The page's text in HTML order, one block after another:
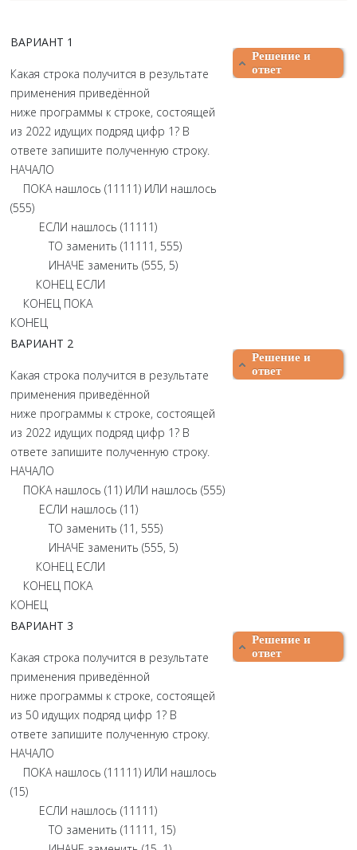
ВАРИАНТ 1
Какая строка получится в результате
применения приведённой
ниже программы к строке, состоящей
из 2022 идущих подряд цифр 1? В
ответе запишите полученную строку.
НАЧАЛО
ПОКА нашлось (11111) ИЛИ нашлось
(555)
ЕСЛИ нашлось (11111)
ТО заменить (11111, 555)
ИНАЧЕ заменить (555, 5)
КОНЕЦ ЕСЛИ
КОНЕЦ ПОКА
КОНЕЦ
Решение и
ответ
ВАРИАНТ 2
Какая строка получится в результате
применения приведённой
ниже программы к строке, состоящей
из 2022 идущих подряд цифр 1? В
ответе запишите полученную строку.
НАЧАЛО
ПОКА нашлось (11) ИЛИ нашлось (555)
ЕСЛИ нашлось (11)
ТО заменить (11, 555)
ИНАЧЕ заменить (555, 5)
КОНЕЦ ЕСЛИ
КОНЕЦ ПОКА
КОНЕЦ
Решение и
ответ
ВАРИАНТ 3
Какая строка получится в результате
применения приведённой
ниже программы к строке, состоящей
из 50 идущих подряд цифр 1? В
ответе запишите полученную строку.
НАЧАЛО
ПОКА нашлось (11111) ИЛИ нашлось
(15)
ЕСЛИ нашлось (11111)
ТО заменить (11111, 15)
Решение и
ответ